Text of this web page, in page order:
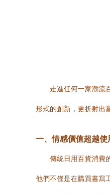
走進任何一家潮流
形式的創新，更折射出
一、情感價值超越使
傳統日用百貨消費
他們不僅是在購買書寫